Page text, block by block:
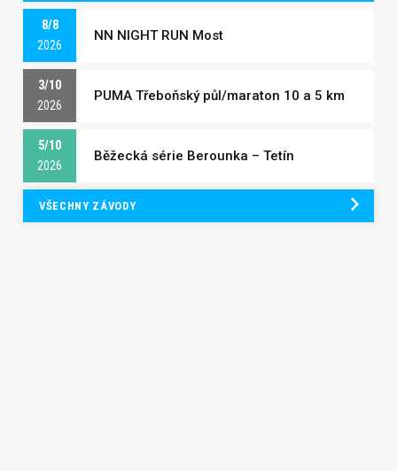
8/8
2026
NN NIGHT RUN Most
3/10
2026
PUMA Třeboňský půl/maraton 10 a 5 km
5/10
2026
Běžecká série Berounka – Tetín
VŠECHNY ZÁVODY